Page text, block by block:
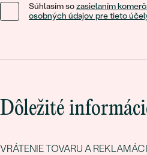
Súhlasím sozasielaním
osobných údajov pre tieto
Dôležité
VRÁTENIE TOVARU A